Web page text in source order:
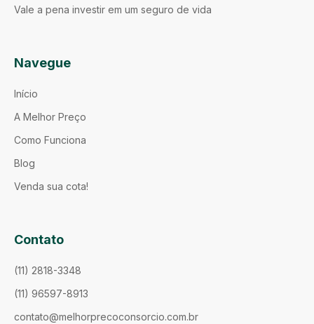
Vale a pena investir em um seguro de vida
Navegue
Início
A Melhor Preço
Como Funciona
Blog
Venda sua cota!
Contato
(11) 2818-3348
(11) 96597-8913
contato@melhorprecoconsorcio.com.br